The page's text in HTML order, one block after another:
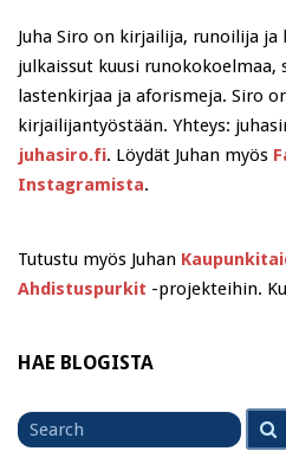
Juha Siro on kirjailija, runoilija
julkaissut kuusi runokokoelmaa,
lastenkirjaa ja aforismeja. Siro
kirjailijantyöstään. Yhteys:
juhasiro.fi. Löydät Juhan myös
Instagramista.
Tutustu myös Juhan
Ahdistuspurkit -projekteihin.
HAE BLOGISTA
Search
for